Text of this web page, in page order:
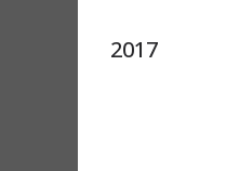
2017